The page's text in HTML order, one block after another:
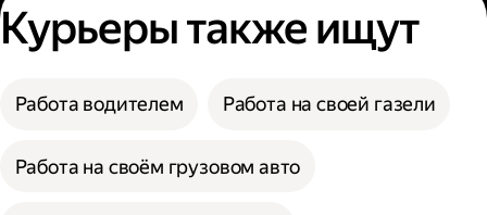
Курьеры также ищут
Работа водителем Работа на своей газели
Работа на своём грузовом авто